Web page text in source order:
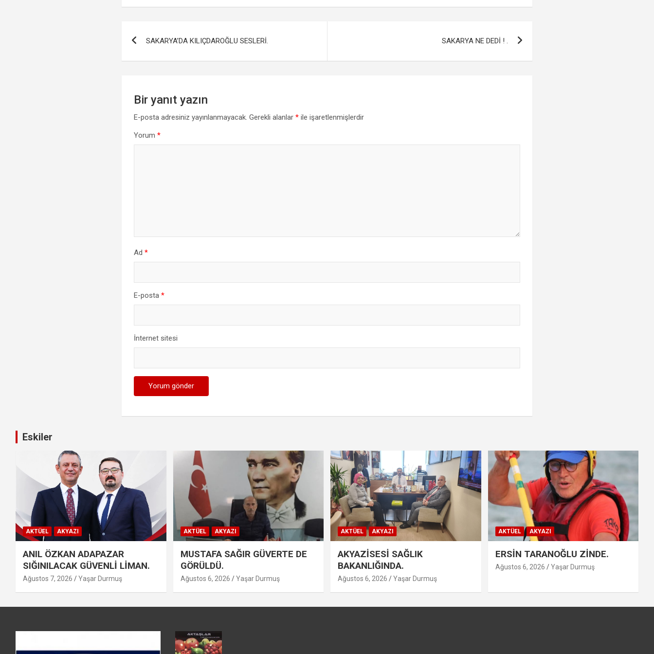
ce
o
tt at
A
ail ar
SAKARYA’DA KILIÇDAROĞLU SESLERİ. SAKARYA NE DEDİ ! .
Bir yanıt yazın
E-posta adresiniz yayınlanmayacak. Gerekli alanlar* ile işaretlenmişlerdir
Yorum*
Ad*
E-posta*
İnternet sitesi
Eskiler
AKTÜEL AKYAZI
ANIL ÖZKAN ADAPAZAR
SIĞINILACAK GÜVENLİ LİMAN.
Ağustos 7, 2026 Yaşar Durmuş
AKTÜEL AKYAZI
MUSTAFA SAĞIR GÜVERTE DE
GÖRÜLDÜ.
Ağustos 6, 2026 Yaşar Durmuş
AKTÜEL AKYAZI
AKYAZİSESİ SAĞLIK
BAKANLIĞINDA.
Ağustos 6, 2026 Yaşar Durmuş
AKTÜEL AKYAZI
ERSİN TARANOĞLU ZİNDE.
Ağustos 6, 2026 Yaşar Durmuş